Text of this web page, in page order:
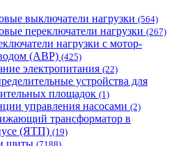
выключатели нагрузки (564)
переключатели нагрузки (267)
нагрузки с мотор-
(АВР) (425)
электропитания (22)
устройства для
площадок (1)
управления насосами (2)
трансформатор в
(ЯТП) (19)
щиты